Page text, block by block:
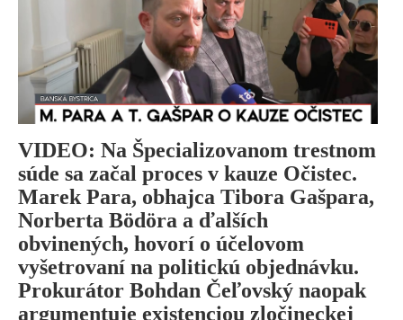
VIDEO: Na Špecializovanom trestnom
súde sa začal proces v kauze Očistec.
Marek Para, obhajca Tibora Gašpara,
Norberta Bödöra a ďalších
obvinených, hovorí o účelovom
vyšetrovaní na politickú objednávku.
Prokurátor Bohdan Čeľovský naopak
argumentuje existenciou zločineckej